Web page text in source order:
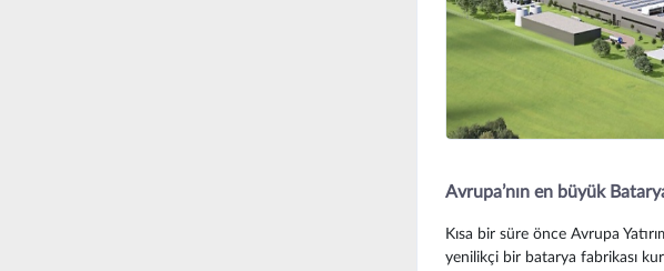
Avrupa’nın en büyük
Kısa bir süre önce Avrupa
yenilikçi bir batarya fabrikası